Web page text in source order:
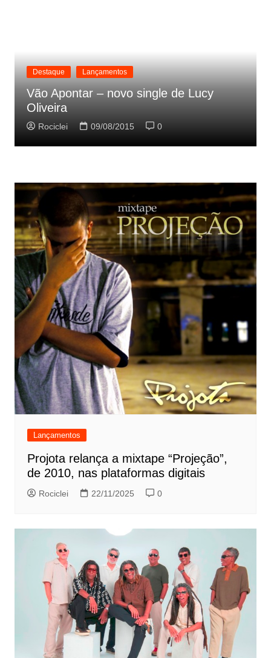
Destaque Lançamentos
Vão Apontar – novo single de Lucy
Oliveira
Rociclei 09/08/2015 0
Lançamentos
Projota relança a mixtape “Projeção”,
de 2010, nas plataformas digitais
Rociclei 22/11/2025 0